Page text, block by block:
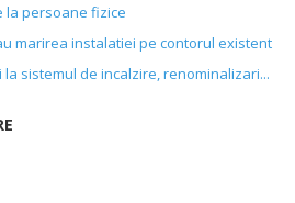
la persoane fizice
marirea instalatiei pe contorul existent
sistemul de incalzire, renominalizari...